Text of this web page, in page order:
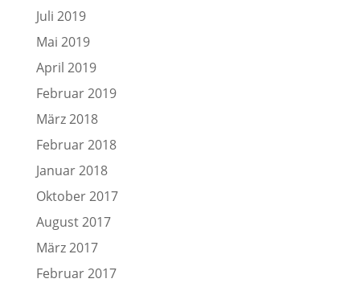
Juli 2019
Mai 2019
April 2019
Februar 2019
März 2018
Februar 2018
Januar 2018
Oktober 2017
August 2017
März 2017
Februar 2017